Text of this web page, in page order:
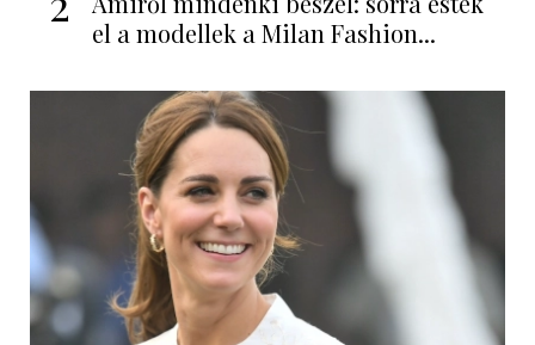
el a modellek a Milan Fashion...